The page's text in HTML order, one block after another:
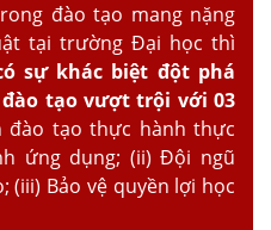
đào tạo mang nặng
tại trường Đại học thì
sự khác biệt đột phá
tạo vượt trội với 03
tạo thực hành thực
ứng dụng; (ii) Đội ngũ
(iii) Bảo vệ quyền lợi học